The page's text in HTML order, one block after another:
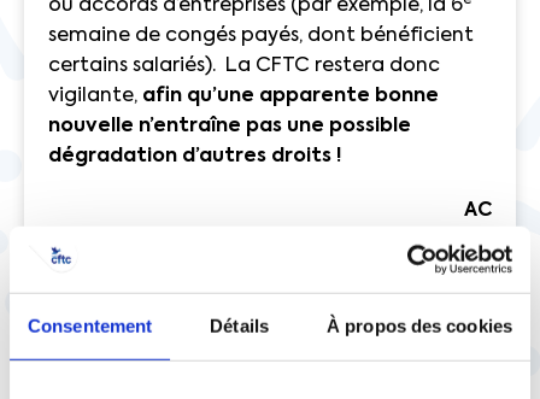
Consentement Détails À propos des cookies
ou accords d’entreprises (par exemple, la 6
semaine de congés payés, dont bénéficient
certains salariés). La CFTC restera donc
vigilante, afin qu’une apparente bonne
nouvelle n’entraîne pas une possible
dégradation d’autres droits !
AC